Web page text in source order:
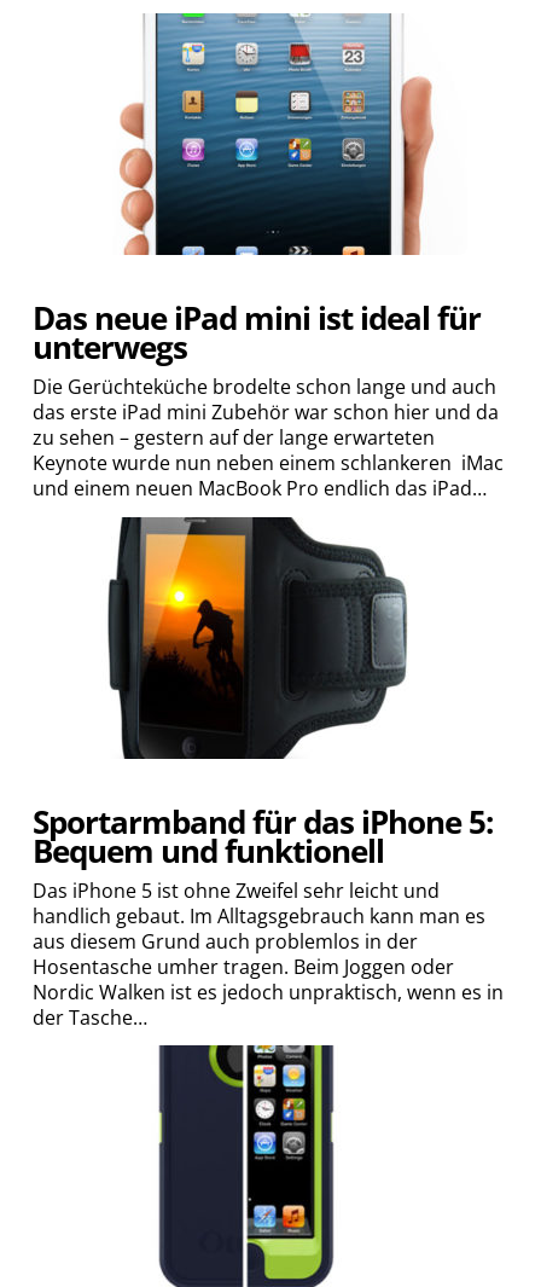
Das neue iPad mini ist ideal für
unterwegs
Die Gerüchteküche brodelte schon lange und auch
das erste iPad mini Zubehör war schon hier und da
zu sehen – gestern auf der lange erwarteten
Keynote wurde nun neben einem schlankeren iMac
und einem neuen MacBook Pro endlich das iPad…
Sportarmband für das iPhone 5:
Bequem und funktionell
Das iPhone 5 ist ohne Zweifel sehr leicht und
handlich gebaut. Im Alltagsgebrauch kann man es
aus diesem Grund auch problemlos in der
Hosentasche umher tragen. Beim Joggen oder
Nordic Walken ist es jedoch unpraktisch, wenn es in
der Tasche…